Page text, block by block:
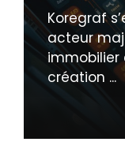
Koregraf
acteur
immobilier
création ...